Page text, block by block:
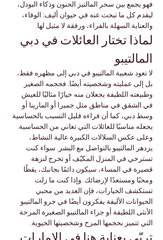
فهو يجمع بين سحر المالتيز الحنون وذكاء البودل،
ليقدم كل ما تبحث عنه في حيوان أليف: الوفاء،
والعناية السهلة بالفراء، ورفقة لا مثيل لها.
لماذا تختار العائلات في دبي
المالتيبو
لا تعود شعبية المالتيبو في دبي إلى مظهره فقط،
بل إلى عمليته وشخصيته أيضًا. فحجمه الصغير
وطبيعته اللطيفة يجعلان منه خيارًا مثاليًا للعيش
في الشقق في مناطق مثل جميرا أو المارينا أو
وسط دبي، كما أن فراءه قليل التسبب بالحساسية
يجعله مناسبًا للعائلات التي تعاني من الحساسية.
وعلى عكس السلالات الكبيرة عالية النشاط،
يزدهر المالتيبو بالتواصل مع البشر. سواء كنت
تسترخي في المنزل المكيّف أو تخرج لنزهة
قصيرة في المساء، سيكون دائمًا بجانبك، يقظًا
ومحبًا ومستعدًا لإرضائك. وإذا كنت ما زلت
تستكشف الخيارات، فإن العديد من محبي
الحيوانات الأليفة يفكرون أيضًا في جرو المالتيبو
الأنثى اللطيفة أو جراء المالتيبو الصغيرة المرحة
التي تتميز بحجمها المرح وشخصيتها الحيوية.